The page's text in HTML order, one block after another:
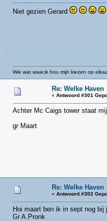
Niet gezien Gerard
Wie wat waar,ik hou mijn kiezen op
Re: Welke Haven
« Antwoord #301
Achter Mc Caigs tower staat
gr Maart
Re: Welke Haven
« Antwoord #302
Hoi maart ben ik in sept nog bij
Gr A.Pronk